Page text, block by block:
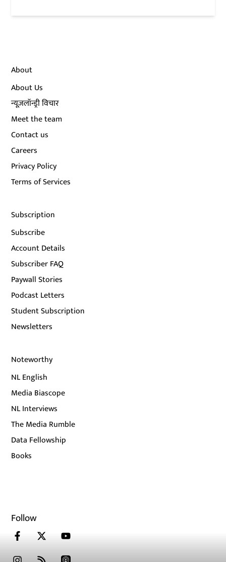
About
About Us
न्यूज़लॉन्ड्री विचार
Meet the team
Contact us
Careers
Privacy Policy
Terms of Services
Subscription
Subscribe
Account Details
Subscriber FAQ
Paywall Stories
Podcast Letters
Student Subscription
Newsletters
Noteworthy
NL English
Media Biascope
NL Interviews
The Media Rumble
Data Fellowship
Books
Follow